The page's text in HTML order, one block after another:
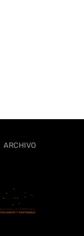
ARCHIVO